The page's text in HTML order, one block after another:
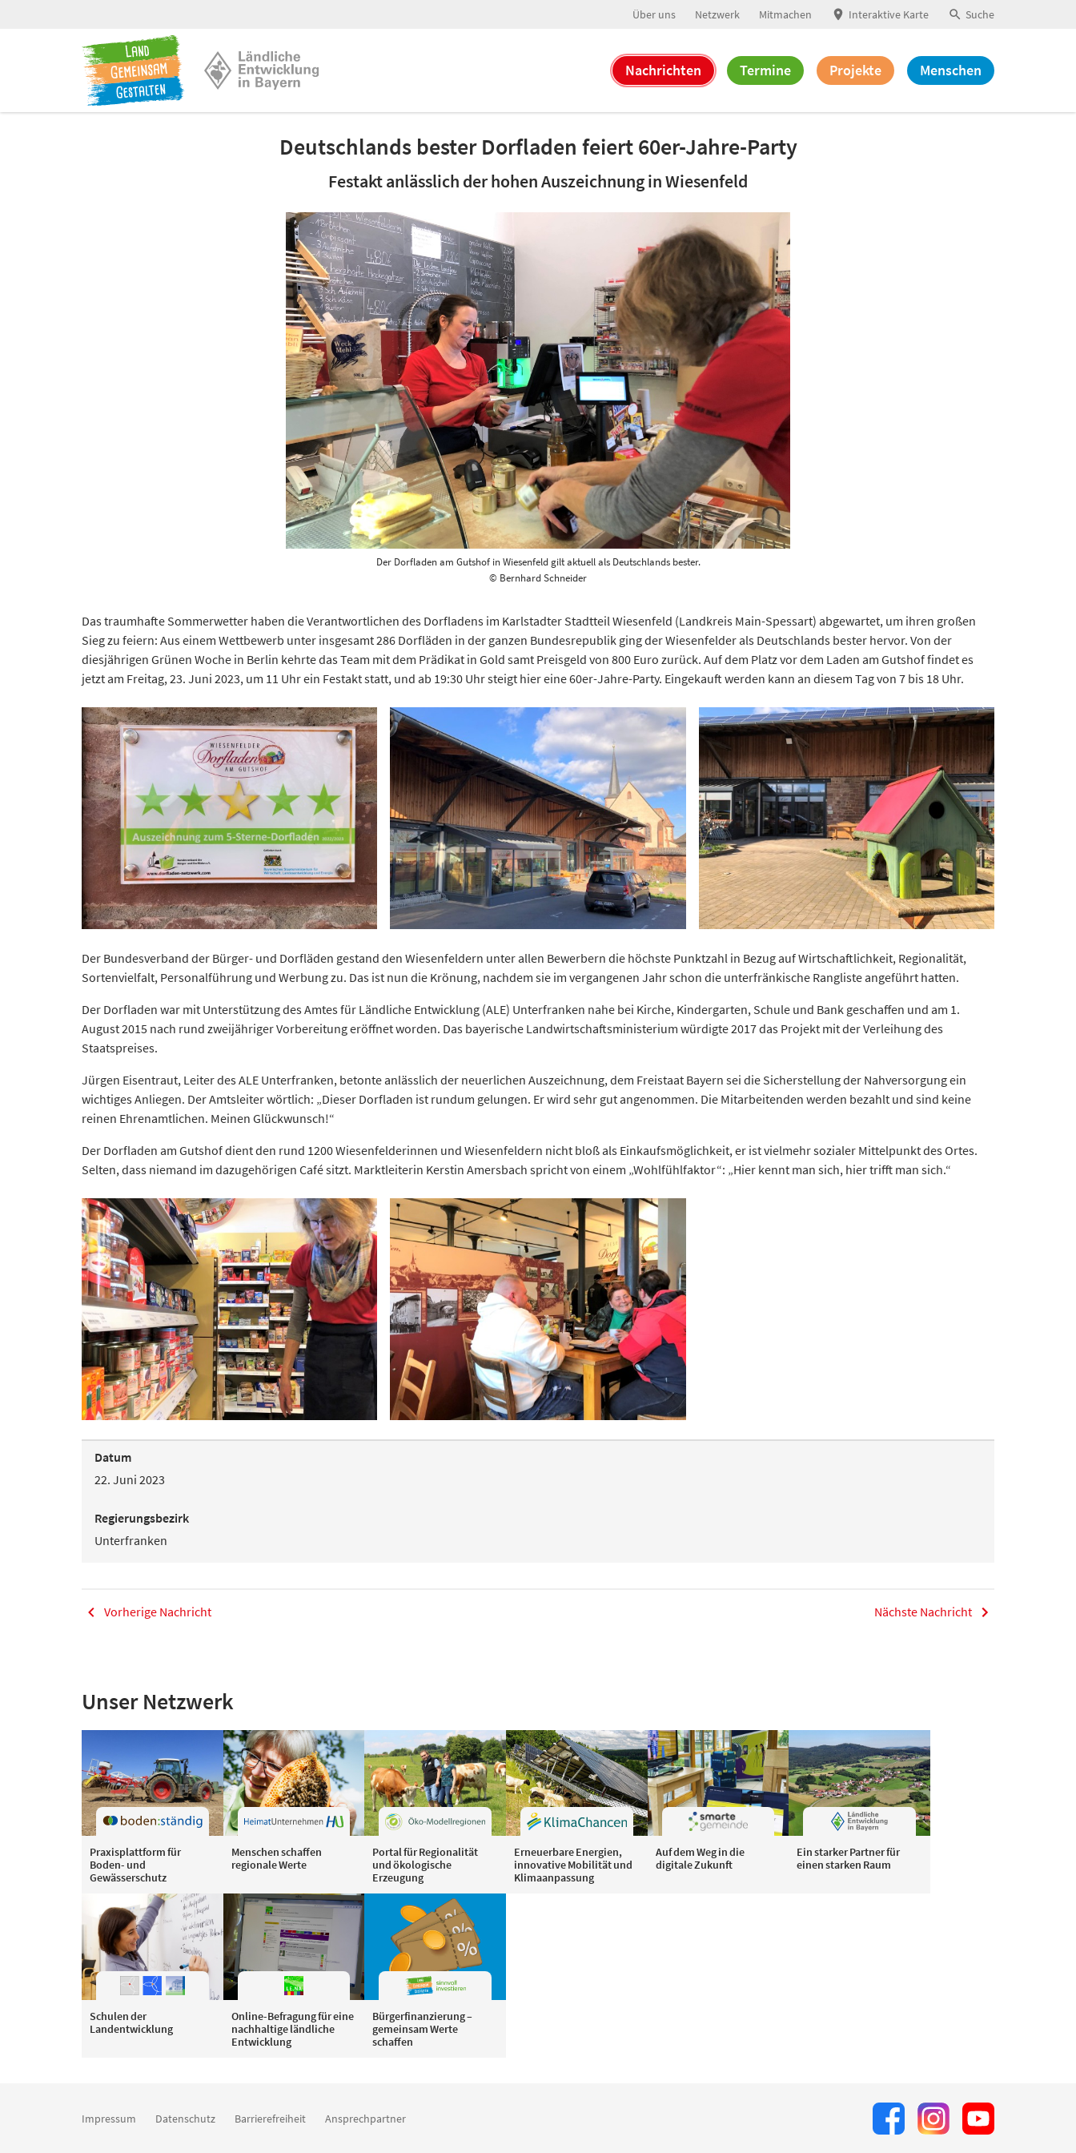
Über uns Netzwerk Mitmachen Interaktive Karte Suche
Nachrichten Termine Projekte Menschen
Deutschlands bester Dorfladen feiert 60er-Jahre-Party
Festakt anlässlich der hohen Auszeichnung in Wiesenfeld
Der Dorfladen am Gutshof in Wiesenfeld gilt aktuell als Deutschlands bester.
© Bernhard Schneider
Das traumhafte Sommerwetter haben die Verantwortlichen des Dorfladens im Karlstadter Stadtteil Wiesenfeld (Landkreis Main-Spessart) abgewartet, um ihren großen
Sieg zu feiern: Aus einem Wettbewerb unter insgesamt 286 Dorfläden in der ganzen Bundesrepublik ging der Wiesenfelder als Deutschlands bester hervor. Von der
diesjährigen Grünen Woche in Berlin kehrte das Team mit dem Prädikat in Gold samt Preisgeld von 800 Euro zurück. Auf dem Platz vor dem Laden am Gutshof findet es
jetzt am Freitag, 23. Juni 2023, um 11 Uhr ein Festakt statt, und ab 19:30 Uhr steigt hier eine 60er-Jahre-Party. Eingekauft werden kann an diesem Tag von 7 bis 18 Uhr.
Der Bundesverband der Bürger- und Dorfläden gestand den Wiesenfeldern unter allen Bewerbern die höchste Punktzahl in Bezug auf Wirtschaftlichkeit, Regionalität,
Sortenvielfalt, Personalführung und Werbung zu. Das ist nun die Krönung, nachdem sie im vergangenen Jahr schon die unterfränkische Rangliste angeführt hatten.
Der Dorfladen war mit Unterstützung des Amtes für Ländliche Entwicklung (ALE) Unterfranken nahe bei Kirche, Kindergarten, Schule und Bank geschaffen und am 1.
August 2015 nach rund zweijähriger Vorbereitung eröffnet worden. Das bayerische Landwirtschaftsministerium würdigte 2017 das Projekt mit der Verleihung des
Staatspreises.
Jürgen Eisentraut, Leiter des ALE Unterfranken, betonte anlässlich der neuerlichen Auszeichnung, dem Freistaat Bayern sei die Sicherstellung der Nahversorgung ein
wichtiges Anliegen. Der Amtsleiter wörtlich: „Dieser Dorfladen ist rundum gelungen. Er wird sehr gut angenommen. Die Mitarbeitenden werden bezahlt und sind keine
reinen Ehrenamtlichen. Meinen Glückwunsch!“
Der Dorfladen am Gutshof dient den rund 1200 Wiesenfelderinnen und Wiesenfeldern nicht bloß als Einkaufsmöglichkeit, er ist vielmehr sozialer Mittelpunkt des Ortes.
Selten, dass niemand im dazugehörigen Café sitzt. Marktleiterin Kerstin Amersbach spricht von einem „Wohlfühlfaktor“: „Hier kennt man sich, hier trifft man sich.“
Datum
22. Juni 2023
Regierungsbezirk
Unterfranken
Vorherige Nachricht Nächste Nachricht
Unser Netzwerk
Praxisplattform für
Boden- und
Gewässerschutz
Menschen schaffen
regionale Werte
Portal für Regionalität
und ökologische
Erzeugung
Erneuerbare Energien,
innovative Mobilität und
Klimaanpassung
Auf dem Weg in die
digitale Zukunft
Ein starker Partner für
einen starken Raum
Schulen der
Landentwicklung
Online-Befragung für eine
nachhaltige ländliche
Entwicklung
Bürgerfinanzierung –
gemeinsam Werte
schaffen
Impressum Datenschutz Barrierefreiheit Ansprechpartner